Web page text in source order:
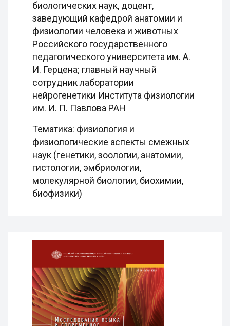
биологических наук, доцент,
заведующий кафедрой анатомии и
физиологии человека и животных
Российского государственного
педагогического университета им. А.
И. Герцена; главный научный
сотрудник лаборатории
нейрогенетики Института физиологии
им. И. П. Павлова РАН
Тематика: физиология и
физиологические аспекты смежных
наук (генетики, зоологии, анатомии,
гистологии, эмбриологии,
молекулярной биологии, биохимии,
биофизики)